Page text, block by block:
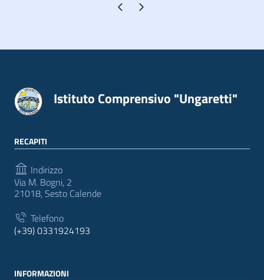
Pagina precedente
Pagina successiva
Istituto Comprensivo "Ungaretti"
RECAPITI
Indirizzo
Via M. Bogni, 2
21018, Sesto Calende
Telefono
(+39) 0331924193
INFORMAZIONI